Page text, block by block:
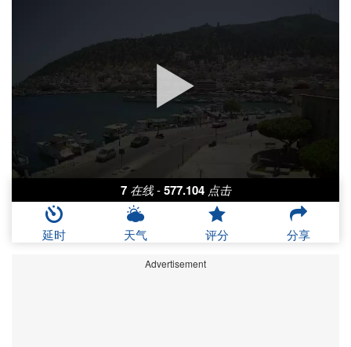
7 在线 - 577.104 点击
延时 天气 评分 分享
Advertisement